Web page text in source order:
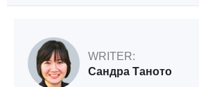
WRITER:
Сандра Таното